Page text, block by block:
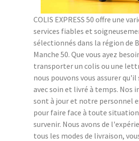
COLIS EXPRESS 50 offre une
services fiables et
sélectionnés dans la région de
Manche 50. Que vous ayez
transporter un colis ou une
nous pouvons vous assurer
avec soin et livré à temps. Nos
sont à jour et notre personnel
pour faire face à toute
survenir. Nous avons de
tous les modes de livraison,